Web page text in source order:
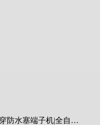
全自动穿胶壳端子机|全自动穿防水塞端子机|全自动穿热缩管端子机|全自动穿护套端子机|全自动穿号码管端子机|全自动端子机|全自动穿防水栓端子机|端子压着机|端子压接机|静音端子机|多芯线端子机|护套线端子机|全自动排线端子机|新能源大平方压接机|电脑剥线机|自动剥线机|裁线机|剥线机